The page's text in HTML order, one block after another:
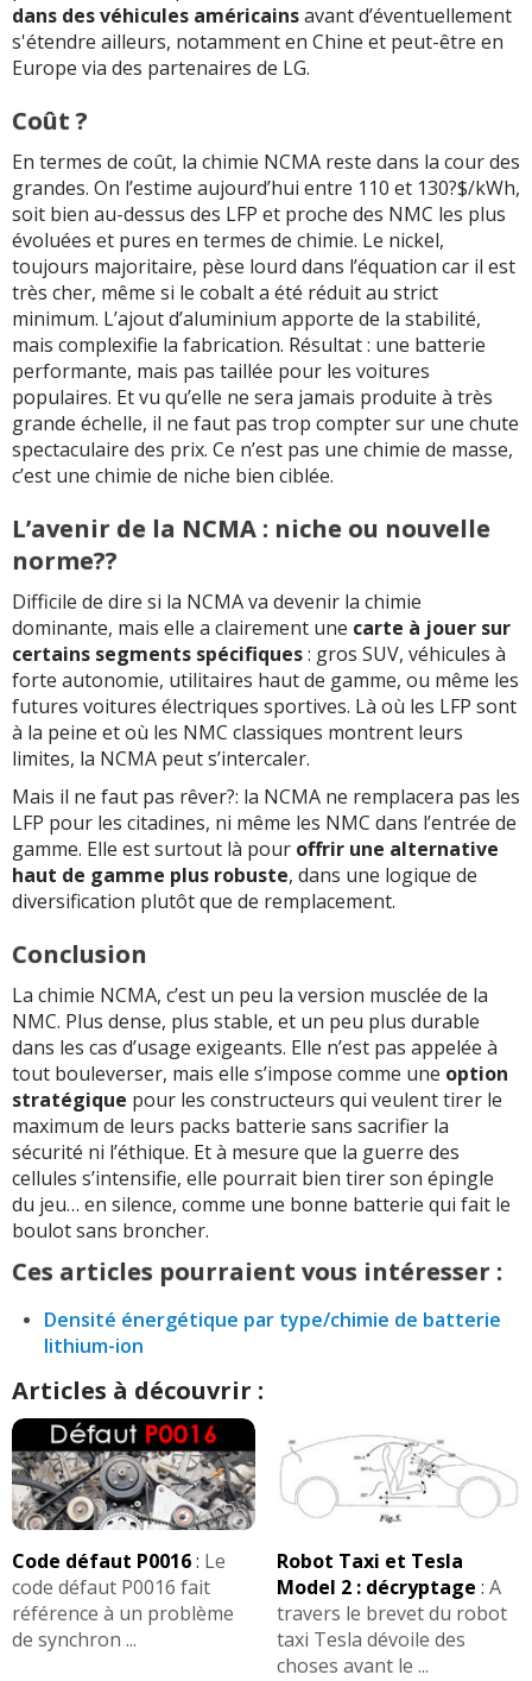
dans des véhicules américainsavant d’éventuellement
s'étendre ailleurs, notamment en Chine et peut-être en
Europe via des partenaires de LG.
Coût ?
En termes de coût, la chimie NCMA reste dans la cour des
grandes. On l’estime aujourd’hui entre 110 et 130?$/kWh,
soit bien au-dessus des LFP et proche des NMC les plus
évoluées et pures en termes de chimie. Le nickel,
toujours majoritaire, pèse lourd dans l’équation car il est
très cher, même si le cobalt a été réduit au strict
minimum. L’ajout d’aluminium apporte de la stabilité,
mais complexifie la fabrication. Résultat : une batterie
performante, mais pas taillée pour les voitures
populaires. Et vu qu’elle ne sera jamais produite à très
grande échelle, il ne faut pas trop compter sur une chute
spectaculaire des prix. Ce n’est pas une chimie de masse,
c’est une chimie de niche bien ciblée.
L’avenir de la NCMA : niche ou nouvelle
norme??
Difficile de dire si la NCMA va devenir la chimie
dominante, mais elle a clairement une carte à jouer sur
certains segments spécifiques: gros SUV, véhicules à
forte autonomie, utilitaires haut de gamme, ou même les
futures voitures électriques sportives. Là où les LFP sont
à la peine et où les NMC classiques montrent leurs
limites, la NCMA peut s’intercaler.
Mais il ne faut pas rêver?: la NCMA ne remplacera pas les
LFP pour les citadines, ni même les NMC dans l’entrée de
gamme. Elle est surtout là pour offrir une alternative
haut de gamme plus robuste, dans une logique de
diversification plutôt que de remplacement.
Conclusion
La chimie NCMA, c’est un peu la version musclée de la
NMC. Plus dense, plus stable, et un peu plus durable
dans les cas d’usage exigeants. Elle n’est pas appelée à
tout bouleverser, mais elle s’impose comme une option
stratégique pour les constructeurs qui veulent tirer le
maximum de leurs packs batterie sans sacrifier la
sécurité ni l’éthique. Et à mesure que la guerre des
cellules s’intensifie, elle pourrait bien tirer son épingle
du jeu… en silence, comme une bonne batterie qui fait le
boulot sans broncher.
Ces articles pourraient vous intéresser :
Densité énergétique par type/chimie de batterie
lithium-ion
Articles à découvrir :
Code défaut P0016: Le
code défaut P0016 fait
référence à un problème
de synchron ...
Robot Taxi et Tesla
Model 2 : décryptage : A
travers le brevet du robot
taxi Tesla dévoile des
choses avant le ...